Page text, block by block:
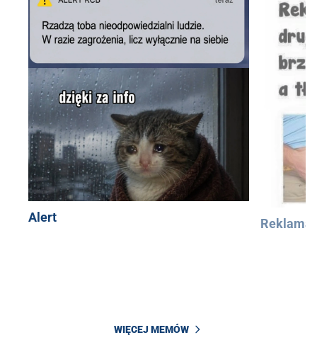
Alert Reklama
WIĘCEJ MEMÓW